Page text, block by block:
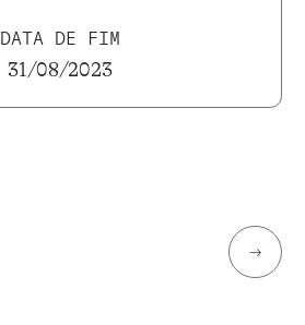
DATA DE FIM
31/08/2023
→